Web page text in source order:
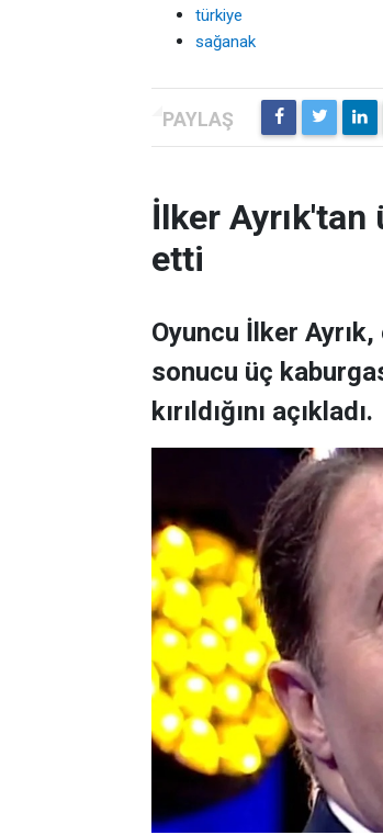
türkiye
sağanak
İlker
etti
Oyuncu İlker
sonucu üç
kırıldığını açıkladı.